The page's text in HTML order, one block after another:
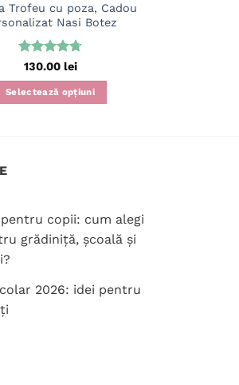
Trofeu cu poza, Cadou
Nasi Botez
Evaluat la
130.00 lei
Selectează opțiuni
Opțiunile
pot
în
copii: cum alegi
grădiniță, școală și
2026: idei pentru